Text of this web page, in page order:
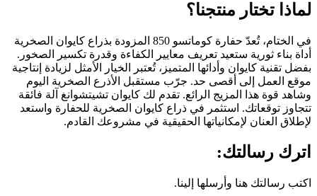
لماذا تختار منتجنا؟
في الختام، تُعدّ حفارة كوماتسو 850 المزودة بذراع كايوان الصخرية
أداة بناء ثورية ستعيد تعريف معايير الكفاءة وقدرة تكسير الصخور.
بفضل تقنية كايوان وأدائها المتميز، تُعتبر الخيار الأمثل لزيادة إنتاجية
موقع العمل إلى أقصى حد. جرّب مستقبل الأذرع الصخرية اليوم
وشاهد قوة هذا المزيج الرائع. تقدم لك كايوان تشيتشوانغ آلة فائقة
تتجاوز توقعاتك. استثمر في ذراع كايوان الصخرية للحفارة واستعد
لإطلاق العنان لإمكانياتها الحقيقية في مشروعك القادم.
اترك رسالتك:
اكتب رسالتك هنا وأرسلها إلينا.